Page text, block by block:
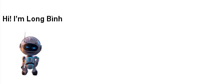
Hi! I’m Long Bình